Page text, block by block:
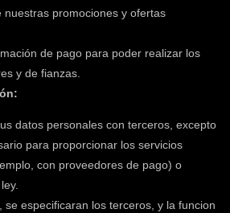
nuestras promociones y ofertas
de pago para poder realizar los
y de fianzas.
datos personales con terceros, excepto
para proporcionar los servicios
con proveedores de pago) o
se especificaran los terceros, y la funcion